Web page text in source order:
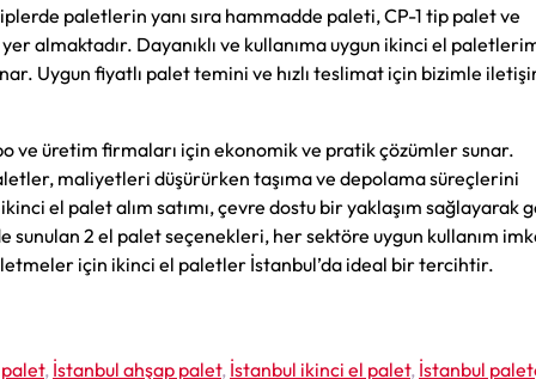
paletlerin yanı sıra hammadde paleti, CP-1 tip palet ve
almaktadır. Dayanıklı ve kullanıma uygun ikinci el
Uygun fiyatlı palet temini ve hızlı teslimat için bizimle
ve üretim firmaları için ekonomik ve pratik çözümler sunar.
maliyetleri düşürürken taşıma ve depolama süreçlerini
el palet alım satımı, çevre dostu bir yaklaşım sağlayarak
sunulan 2 el palet seçenekleri, her sektöre uygun kullanım
için ikinci el paletler İstanbul’da ideal bir tercihtir.
, İstanbul ahşap palet, İstanbul ikinci el palet, İstanbul